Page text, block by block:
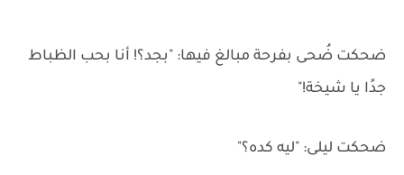
ضحكت ضُحى بفرحة مبالغ فيها: "بجد؟! أنا بحب الظباط
جدًا يا شيخة!"
ضحكت ليلى: "ليه كده؟"